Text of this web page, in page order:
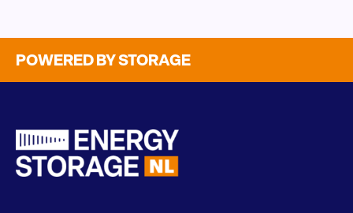
POWERED BY STORAGE